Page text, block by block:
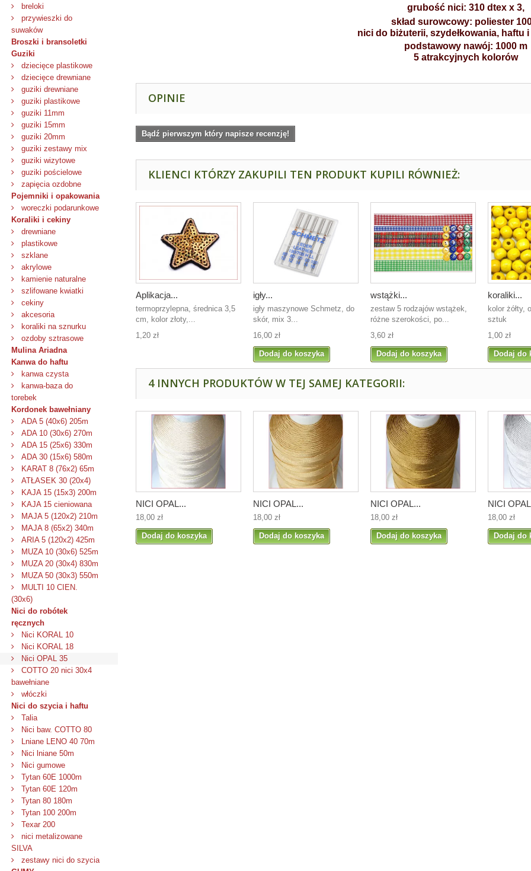
breloki
przywieszki do
suwaków
Broszki i bransoletki
Guziki
dziecięce plastikowe
dziecięce drewniane
guziki drewniane
guziki plastikowe
guziki 11mm
guziki 15mm
guziki 20mm
guziki zestawy mix
guziki wizytowe
guziki pościelowe
zapięcia ozdobne
Pojemniki i opakowania
woreczki podarunkowe
Koraliki i cekiny
drewniane
plastikowe
szklane
akrylowe
kamienie naturalne
szlifowane kwiatki
cekiny
akcesoria
koraliki na sznurku
ozdoby sztrasowe
Mulina Ariadna
Kanwa do haftu
kanwa czysta
kanwa-baza do
torebek
Kordonek bawełniany
ADA 5 (40x6) 205m
ADA 10 (30x6) 270m
ADA 15 (25x6) 330m
ADA 30 (15x6) 580m
KARAT 8 (76x2) 65m
ATŁASEK 30 (20x4)
KAJA 15 (15x3) 200m
KAJA 15 cieniowana
MAJA 5 (120x2) 210m
MAJA 8 (65x2) 340m
ARIA 5 (120x2) 425m
MUZA 10 (30x6) 525m
MUZA 20 (30x4) 830m
MUZA 50 (30x3) 550m
MULTI 10 CIEN.
(30x6)
Nici do robótek
ręcznych
Nici KORAL 10
Nici KORAL 18
Nici OPAL 35
COTTO 20 nici 30x4
bawełniane
włóczki
Nici do szycia i haftu
Talia
Nici baw. COTTO 80
Lniane LENO 40 70m
Nici lniane 50m
Nici gumowe
Tytan 60E 1000m
Tytan 60E 120m
Tytan 80 180m
Tytan 100 200m
Texar 200
nici metalizowane
SILVA
zestawy nici do szycia
grubość nici: 310 dtex x 3,
skład surowcowy: poliester
nici do biżuterii, szydełkowania, haftu
podstawowy nawój: 1000 m
5 atrakcyjnych kolorów
OPINIE
Bądź pierwszym który napisze recenzję!
KLIENCI KTÓRZY ZAKUPILI TEN PRODUKT KUPILI RÓWNIEŻ:
Aplikacja...
termoprzylepna, średnica 3,5
cm, kolor złoty,...
1,20 zł
igły...
igły maszynowe Schmetz, do
skór, mix 3...
16,00 zł
Dodaj do koszyka
wstążki...
zestaw 5 rodzajów wstążek,
różne szerokości, po...
3,60 zł
Dodaj do koszyka
koraliki...
kolor żółty,
sztuk
1,00 zł
Dodaj do
4 INNYCH PRODUKTÓW W TEJ SAMEJ KATEGORII:
NICI OPAL...
18,00 zł
Dodaj do koszyka
NICI OPAL...
18,00 zł
Dodaj do koszyka
NICI OPAL...
18,00 zł
Dodaj do koszyka
NICI
18,00 zł
Dodaj do